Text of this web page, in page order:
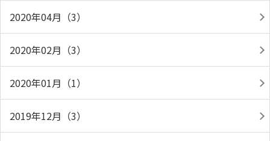
2020年04月（3）
2020年02月（3）
2020年01月（1）
2019年12月（3）